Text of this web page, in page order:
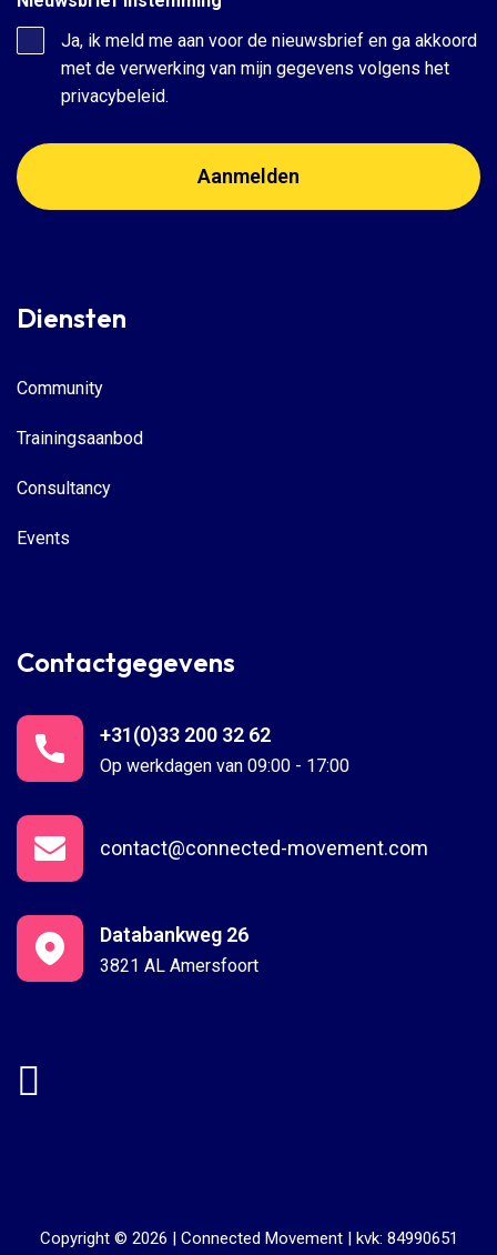
Ja, ik meld me aan voor de nieuwsbrief en ga akkoord
met de verwerking van mijn gegevens volgens het
privacybeleid.
Diensten
Community
Trainingsaanbod
Consultancy
Events
Contactgegevens
Op werkdagen van 09:00 - 17:00
+31(0)33 200 32 62
contact@connected-movement.com
3821 AL Amersfoort
Databankweg 26
Copyright © 2026 | Connected Movement| kvk: 84990651